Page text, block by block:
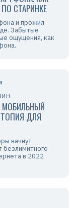
СТАРИНКЕ
и прожил
Забытые
ощущения, как
ДЛЯ
начнут
безлимитного
в 2022